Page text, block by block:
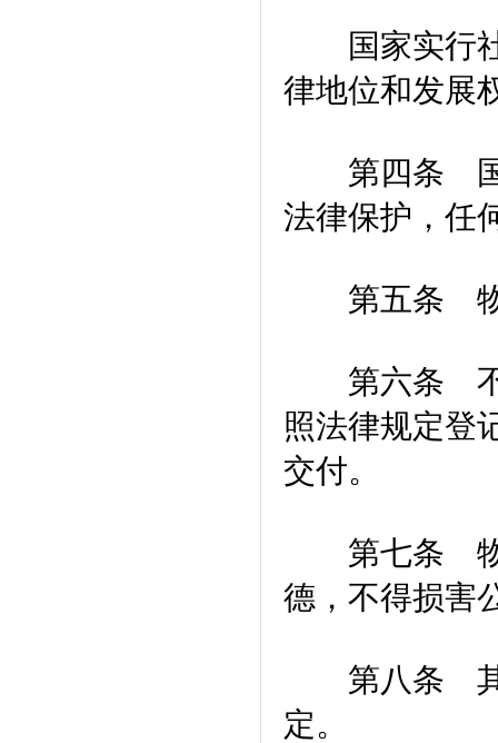
国家实行社
律地位和发展
第四条 国家
法律保护，任
第五条 物
第六条 不动
照法律规定登
交付。
第七条 物权
德，不得损害
第八条 其他
定。